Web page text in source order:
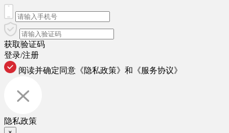
获取验证码
登录/注册
阅读并确定同意 《隐私政策》 和 《服务协议》
隐私政策